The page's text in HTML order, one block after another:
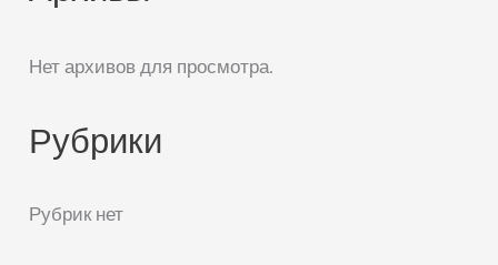
Нет архивов для просмотра.
Рубрики
Рубрик нет